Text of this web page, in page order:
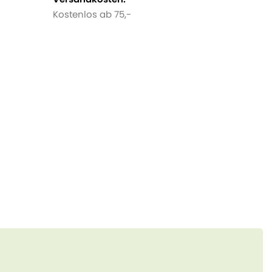
Kostenlos ab 75,-